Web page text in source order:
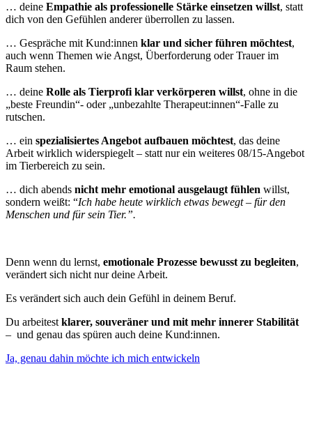
… deine Empathie als professionelle Stärke einsetzen willst, statt
dich von den Gefühlen anderer überrollen zu lassen.
… Gespräche mit Kund:innen klar und sicher führen möchtest,
auch wenn Themen wie Angst, Überforderung oder Trauer im
Raum stehen.
… deine Rolle als Tierprofi klar verkörperen willst, ohne in die
„beste Freundin“- oder „unbezahlte Therapeut:innen“-Falle zu
rutschen.
… ein spezialisiertes Angebot aufbauen möchtest, das deine
Arbeit wirklich widerspiegelt – statt nur ein weiteres 08/15-Angebot
im Tierbereich zu sein.
… dich abends nicht mehr emotional ausgelaugt fühlen willst,
sondern weißt: “Ich habe heute wirklich etwas bewegt – für den
Menschen und für sein Tier.”.
Denn wenn du lernst, emotionale Prozesse bewusst zu begleiten,
verändert sich nicht nur deine Arbeit.
Es verändert sich auch dein Gefühl in deinem Beruf.
Du arbeitest klarer, souveräner und mit mehr innerer Stabilität
– und genau das spüren auch deine Kund:innen.
Ja, genau dahin möchte ich mich entwickeln